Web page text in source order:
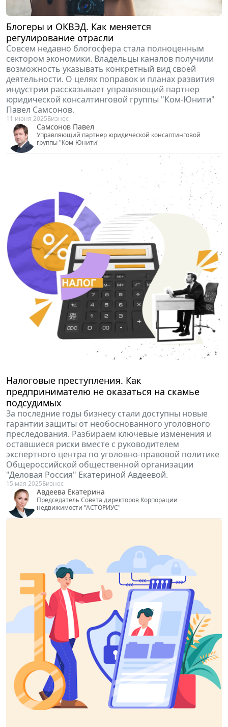
Блогеры и ОКВЭД. Как меняется
регулирование отрасли
Совсем недавно блогосфера стала полноценным
сектором экономики. Владельцы каналов получили
возможность указывать конкретный вид своей
деятельности. О целях поправок и планах развития
индустрии рассказывает управляющий партнер
юридической консалтинговой группы "Ком-Юнити"
Павел Самсонов.
11 июня 2025Бизнес
Самсонов Павел
Управляющий партнер юридической консалтинговой
группы "Ком-Юнити"
предпринимателю не оказаться на скамье
подсудимых
За последние годы бизнесу стали доступны новые
гарантии защиты от необоснованного уголовного
преследования. Разбираем ключевые изменения и
оставшиеся риски вместе с руководителем
экспертного центра по уголовно-правовой политике
Общероссийской общественной организации
"Деловая Россия" Екатериной Авдеевой.
15 мая 2025 Бизнес
Авдеева Екатерина
Председатель Совета директоров Корпорации
недвижимости "АСТОРИУС"